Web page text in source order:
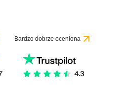
Bardzo dobrze oceniona